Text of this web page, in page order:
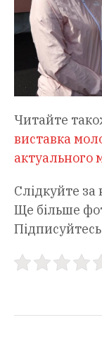
Читайте
виставка
актуального
Слідкуйте
Ще більше